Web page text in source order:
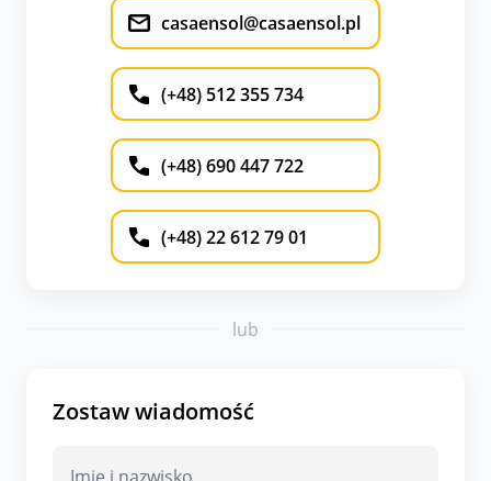
casaensol@casaensol.pl
(+48) 512 355 734
(+48) 690 447 722
(+48) 22 612 79 01
lub
Zostaw wiadomość